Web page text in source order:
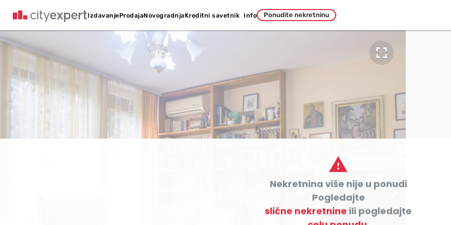
IzdavanjeProdajaNovogradnjaKreditni savetnik Info Ponudite nekretninu



Nekretnina više nije u ponudi
Pogledajte
slične nekretnine ili pogledajte